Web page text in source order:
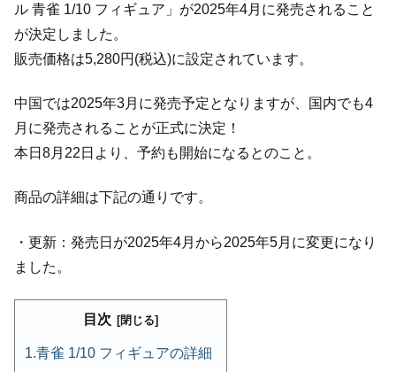
ル 青雀 1/10 フィギュア」が2025年4月に発売されること
が決定しました。
販売価格は5,280円(税込)に設定されています。
中国では2025年3月に発売予定となりますが、国内でも4
月に発売されることが正式に決定！
本日8月22日より、予約も開始になるとのこと。
商品の詳細は下記の通りです。
・更新：発売日が2025年4月から2025年5月に変更になり
ました。
目次
青雀 1/10 フィギュアの詳細